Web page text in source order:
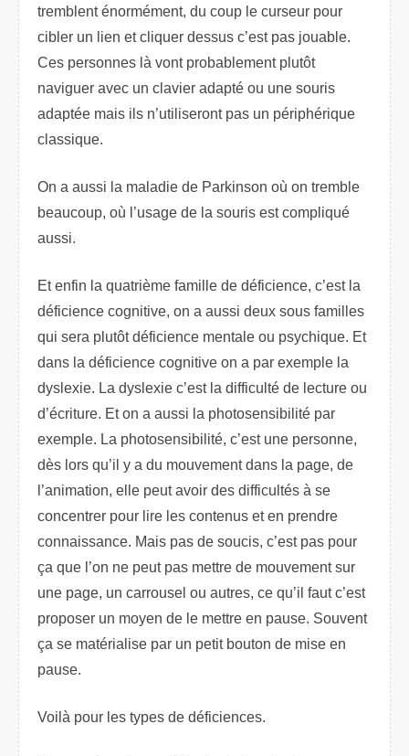
tremblent énormément, du coup le curseur pour
cibler un lien et cliquer dessus c’est pas jouable.
Ces personnes là vont probablement plutôt
naviguer avec un clavier adapté ou une souris
adaptée mais ils n’utiliseront pas un périphérique
classique.
On a aussi la maladie de Parkinson où on tremble
beaucoup, où l’usage de la souris est compliqué
aussi.
Et enfin la quatrième famille de déficience, c’est la
déficience cognitive, on a aussi deux sous familles
qui sera plutôt déficience mentale ou psychique. Et
dans la déficience cognitive on a par exemple la
dyslexie. La dyslexie c’est la difficulté de lecture ou
d’écriture. Et on a aussi la photosensibilité par
exemple. La photosensibilité, c’est une personne,
dès lors qu’il y a du mouvement dans la page, de
l’animation, elle peut avoir des difficultés à se
concentrer pour lire les contenus et en prendre
connaissance. Mais pas de soucis, c’est pas pour
ça que l’on ne peut pas mettre de mouvement sur
une page, un carrousel ou autres, ce qu’il faut c’est
proposer un moyen de le mettre en pause. Souvent
ça se matérialise par un petit bouton de mise en
pause.
Voilà pour les types de déficiences.